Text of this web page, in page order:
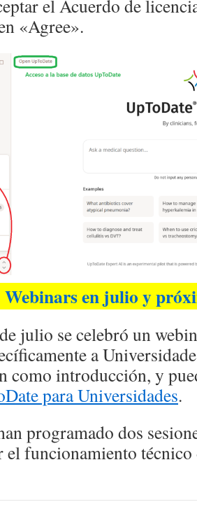
el Acuerdo de
«Agree».
en julio y
julio se celebró un
a
como introducción, y
para Universidades.
programado dos
el funcionamiento